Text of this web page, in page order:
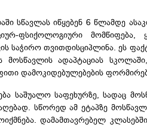
სწავლას იწყებენ 6 წლამდე
ფსიქოლოგიური მომწიფება,
საჭირო თვითდისციპლინა. ეს
ადაპტაციას სკოლაში,
დამოკიდებულებების
საშუალო საფეხურზე, სადაც
სწორედ ამ ეტაპზე
დამამთავრებელ